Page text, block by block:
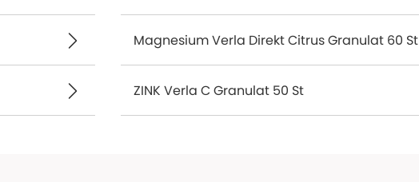
Magnesium Verla Direkt Citrus Granulat 60 St
ZINK Verla C Granulat 50 St